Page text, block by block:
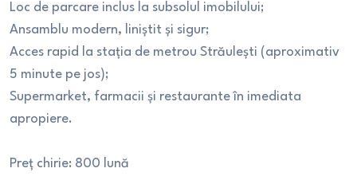
Loc de parcare inclus la subsolul imobilului;
Ansamblu modern, liniștit și sigur;
Acces rapid la stația de metrou Străulești (aproximativ
5 minute pe jos);
Supermarket, farmacii și restaurante în imediata
apropiere.
Preț chirie: 800 lună